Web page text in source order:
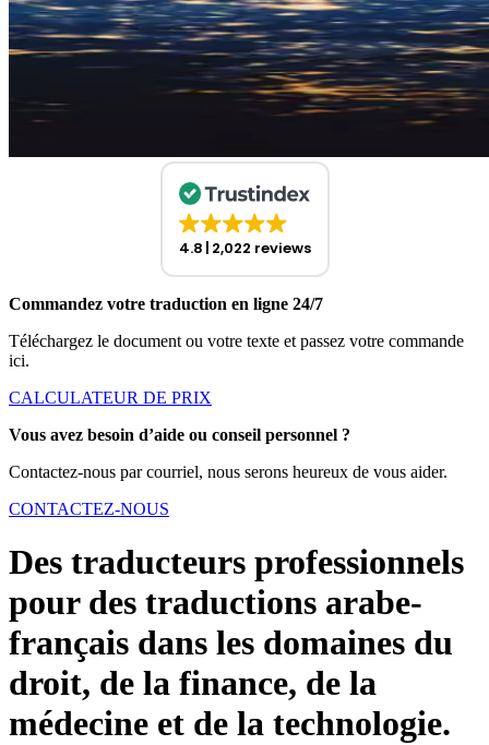
4.8 2,022 reviews
Commandez votre traduction en ligne 24/7
Téléchargez le document ou votre texte et passez votre commande
ici.
CALCULATEUR DE PRIX
Vous avez besoin d’aide ou conseil personnel ?
Contactez-nous par courriel, nous serons heureux de vous aider.
CONTACTEZ-NOUS
Des traducteurs professionnels
pour des traductions arabe-
français dans les domaines du
droit, de la finance, de la
médecine et de la technologie.